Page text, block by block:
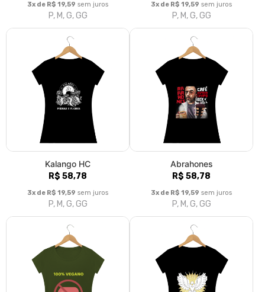
3x de R$ 19,59 sem juros
P, M, G, GG
3x de R$ 19,59 sem juros
P, M, G, GG
Kalango HC
R$ 58,78
3x de R$ 19,59 sem juros
P, M, G, GG
Abrahones
R$ 58,78
3x de R$ 19,59 sem juros
P, M, G, GG